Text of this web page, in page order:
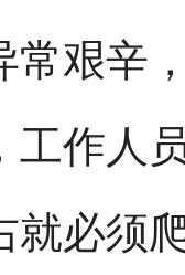
常艰辛
工作人
就必须